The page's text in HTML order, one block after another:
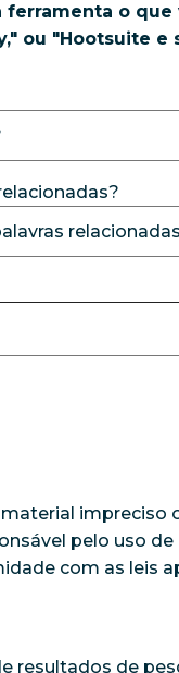
o
ou "Hootsuite e
impreciso
pelo uso
com as leis
resultados de